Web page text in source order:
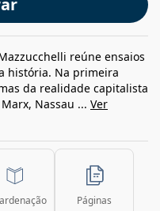
reúne ensaios
história. Na primeira
da realidade capitalista
Nassau ... Ver
Páginas